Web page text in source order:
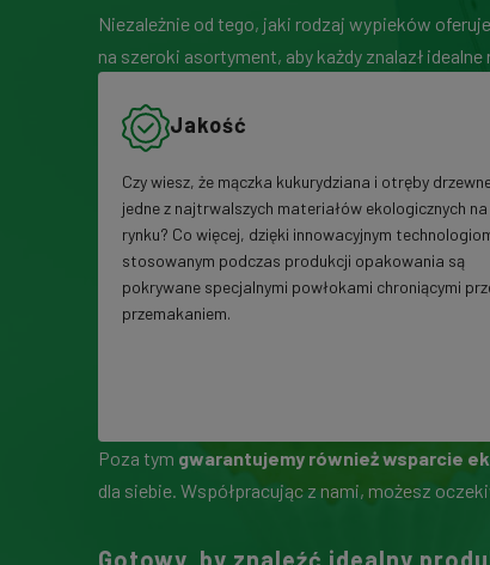
Niezależnie od tego, jaki rodzaj wypieków
na szeroki asortyment, aby każdy znalazł
Jakość
Czy wiesz, że mączka kukurydziana i otręby
jedne z najtrwalszych materiałów ekologicznych na
rynku? Co więcej, dzięki innowacyjnym
stosowanym podczas produkcji opakowania są
pokrywane specjalnymi powłokami chroniącymi
przemakaniem.
Poza tym gwarantujemy również wsparcie
dla siebie. Współpracując z nami, możesz
Gotowy, by znaleźć idealny